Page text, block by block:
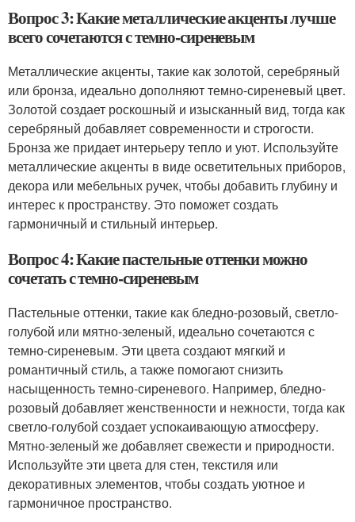
Вопрос 3: Какие металлические акценты лучше
всего сочетаются с темно-сиреневым
Металлические акценты, такие как золотой, серебряный
или бронза, идеально дополняют темно-сиреневый цвет.
Золотой создает роскошный и изысканный вид, тогда как
серебряный добавляет современности и строгости.
Бронза же придает интерьеру тепло и уют. Используйте
металлические акценты в виде осветительных приборов,
декора или мебельных ручек, чтобы добавить глубину и
интерес к пространству. Это поможет создать
гармоничный и стильный интерьер.
Вопрос 4: Какие пастельные оттенки можно
сочетать с темно-сиреневым
Пастельные оттенки, такие как бледно-розовый, светло-
голубой или мятно-зеленый, идеально сочетаются с
темно-сиреневым. Эти цвета создают мягкий и
романтичный стиль, а также помогают снизить
насыщенность темно-сиреневого. Например, бледно-
розовый добавляет женственности и нежности, тогда как
светло-голубой создает успокаивающую атмосферу.
Мятно-зеленый же добавляет свежести и природности.
Используйте эти цвета для стен, текстиля или
декоративных элементов, чтобы создать уютное и
гармоничное пространство.